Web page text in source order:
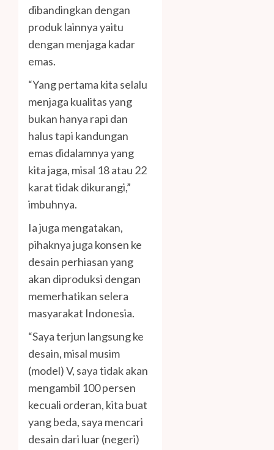
dibandingkan dengan
produk lainnya yaitu
dengan menjaga kadar
emas.
“Yang pertama kita selalu
menjaga kualitas yang
bukan hanya rapi dan
halus tapi kandungan
emas didalamnya yang
kita jaga, misal 18 atau 22
karat tidak dikurangi,”
imbuhnya.
Ia juga mengatakan,
pihaknya juga konsen ke
desain perhiasan yang
akan diproduksi dengan
memerhatikan selera
masyarakat Indonesia.
“Saya terjun langsung ke
desain, misal musim
(model) V, saya tidak akan
mengambil 100 persen
kecuali orderan, kita buat
yang beda, saya mencari
desain dari luar (negeri)